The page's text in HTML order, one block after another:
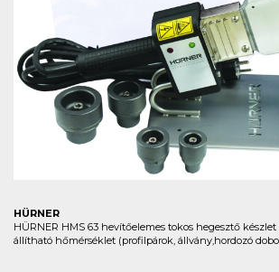
HÜRNER
HÜRNER HMS 63 hevítőelemes tokos hegesztő készlet
állítható hőmérséklet (profilpárok, állvány,hordozó